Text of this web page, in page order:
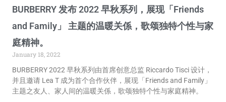
BURBERRY 发布 2022 早秋系列，展现「Friends
and Family」 主题的温暖关係，歌颂独特个性与家
庭精神。
January 18, 2022
BURBERRY 2022 早秋系列由首席创意总监 Riccardo Tisci 设计，
并且邀请 Lea T 成为首个合作伙伴，展现「Friends and Family」
主题之友人、家人间的温暖关係，歌颂独特个性与家庭精神。